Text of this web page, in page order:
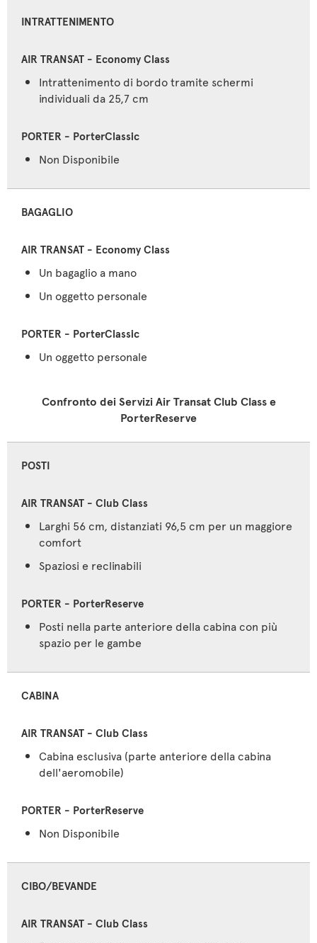
INTRATTENIMENTO
Intrattenimento di bordo tramite schermi
individuali da 25,7 cm
Non Disponibile
BAGAGLIO
Un bagaglio a mano
Un oggetto personale
Un oggetto personale
Confronto dei Servizi Air Transat Club Class e
PorterReserve
POSTI
Larghi 56 cm, distanziati 96,5 cm per un maggiore
comfort
Spaziosi e reclinabili
Posti nella parte anteriore della cabina con più
spazio per le gambe
CABINA
Cabina esclusiva (parte anteriore della cabina
dell'aeromobile)
Non Disponibile
CIBO/BEVANDE